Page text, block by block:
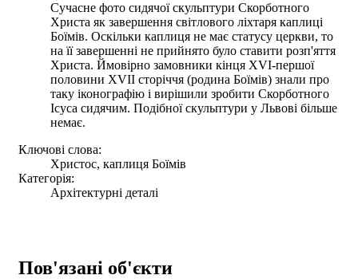
Сучасне фото сидячої скульптури Скорботного
Христа як завершення світлового ліхтаря каплиці
Боїмів. Оскільки каплиця не має статусу церкви, то
на її завершенні не прийнято було ставити розп'яття
Христа. Ймовірно замовники кінця XVI-першої
половини XVII сторіччя (родина Боїмів) знали про
таку іконографію і вирішили зробити Скорботного
Ісуса сидячим. Подібної скульптури у Львові більше
немає.
Ключові слова:
Христос, каплиця Боїмів
Категорія:
Архітектурні деталі
Пов'язані об'єкти